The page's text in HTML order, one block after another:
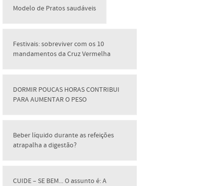
Modelo de Pratos saudáveis
Festivais: sobreviver com os 10
mandamentos da Cruz Vermelha
DORMIR POUCAS HORAS CONTRIBUI
PARA AUMENTAR O PESO
Beber líquido durante as refeições
atrapalha a digestão?
CUIDE – SE BEM... O assunto é: A